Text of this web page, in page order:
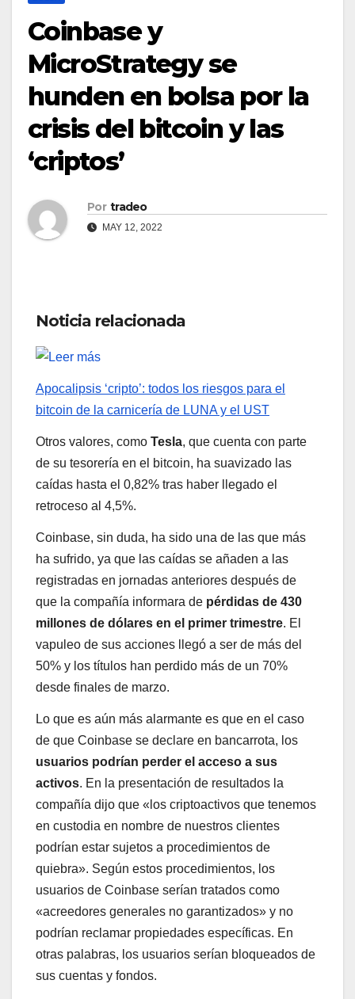
Coinbase y
MicroStrategy se
hunden en bolsa por la
crisis del bitcoin y las
‘criptos’
Por tradeo
MAY 12, 2022
Noticia relacionada
Apocalipsis ‘cripto’: todos los riesgos para el
bitcoin de la carnicería de LUNA y el UST
Otros valores, como Tesla, que cuenta con parte
de su tesorería en el bitcoin, ha suavizado las
caídas hasta el 0,82% tras haber llegado el
retroceso al 4,5%.
Coinbase, sin duda, ha sido una de las que más
ha sufrido, ya que las caídas se añaden a las
registradas en jornadas anteriores después de
que la compañía informara de pérdidas de 430
millones de dólares en el primer trimestre. El
vapuleo de sus acciones llegó a ser de más del
50% y los títulos han perdido más de un 70%
desde finales de marzo.
Lo que es aún más alarmante es que en el caso
de que Coinbase se declare en bancarrota, los
usuarios podrían perder el acceso a sus
activos. En la presentación de resultados la
compañía dijo que «los criptoactivos que tenemos
en custodia en nombre de nuestros clientes
podrían estar sujetos a procedimientos de
quiebra». Según estos procedimientos, los
usuarios de Coinbase serían tratados como
«acreedores generales no garantizados» y no
podrían reclamar propiedades específicas. En
otras palabras, los usuarios serían bloqueados de
sus cuentas y fondos.